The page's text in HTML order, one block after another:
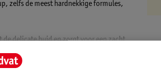
zelfs de meest hardnekkige formules,
delicate huid en zorgt voor een zacht,